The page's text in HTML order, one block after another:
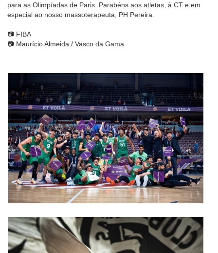
para as Olimpíadas de Paris. Parabéns aos atletas, à CT e em
especial ao nosso massoterapeuta, PH Pereira.
📷 FIBA
📷 Maurício Almeida / Vasco da Gama